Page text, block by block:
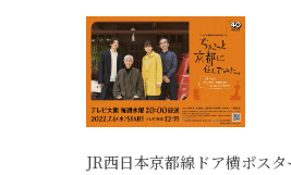
JR西日本京都線ドア横ポスタ